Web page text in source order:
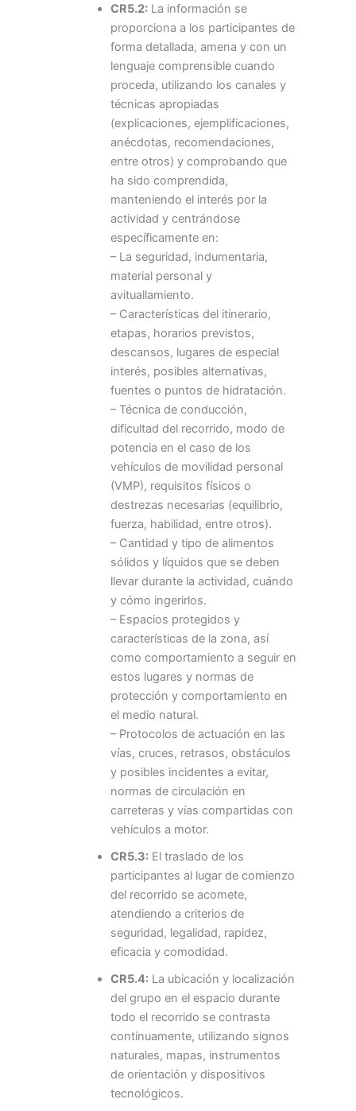
CR5.2:La información se
proporciona a los participantes de
forma detallada, amena y con un
lenguaje comprensible cuando
proceda, utilizando los canales y
técnicas apropiadas
(explicaciones, ejemplificaciones,
anécdotas, recomendaciones,
entre otros) y comprobando que
ha sido comprendida,
manteniendo el interés por la
actividad y centrándose
específicamente en:
– La seguridad, indumentaria,
material personal y
avituallamiento.
– Características del itinerario,
etapas, horarios previstos,
descansos, lugares de especial
interés, posibles alternativas,
fuentes o puntos de hidratación.
– Técnica de conducción,
dificultad del recorrido, modo de
potencia en el caso de los
vehículos de movilidad personal
(VMP), requisitos físicos o
destrezas necesarias (equilibrio,
fuerza, habilidad, entre otros).
– Cantidad y tipo de alimentos
sólidos y líquidos que se deben
llevar durante la actividad, cuándo
y cómo ingerirlos.
– Espacios protegidos y
características de la zona, así
como comportamiento a seguir en
estos lugares y normas de
protección y comportamiento en
el medio natural.
– Protocolos de actuación en las
vías, cruces, retrasos, obstáculos
y posibles incidentes a evitar,
normas de circulación en
carreteras y vías compartidas con
vehículos a motor.
CR5.3:El traslado de los
participantes al lugar de comienzo
del recorrido se acomete,
atendiendo a criterios de
seguridad, legalidad, rapidez,
eficacia y comodidad.
CR5.4:La ubicación y localización
del grupo en el espacio durante
todo el recorrido se contrasta
continuamente, utilizando signos
naturales, mapas, instrumentos
de orientación y dispositivos
tecnológicos.